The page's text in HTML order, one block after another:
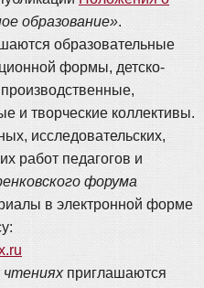
образование».
образовательные
формы, детско-
и творческие коллективы.
исследовательских,
работ педагогов и
форума
в электронной форме
чтенияхприглашаются